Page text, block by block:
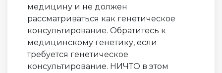
медицину и не должен
рассматриваться как генетическое
консультирование. Обратитесь к
медицинскому генетику, если
требуется генетическое
консультирование. НИЧТО в этом